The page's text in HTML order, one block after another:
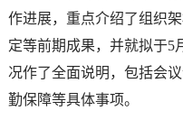
作进展，重点介绍了组织
定等前期成果，并就拟于5
况作了全面说明，包括会
勤保障等具体事项。